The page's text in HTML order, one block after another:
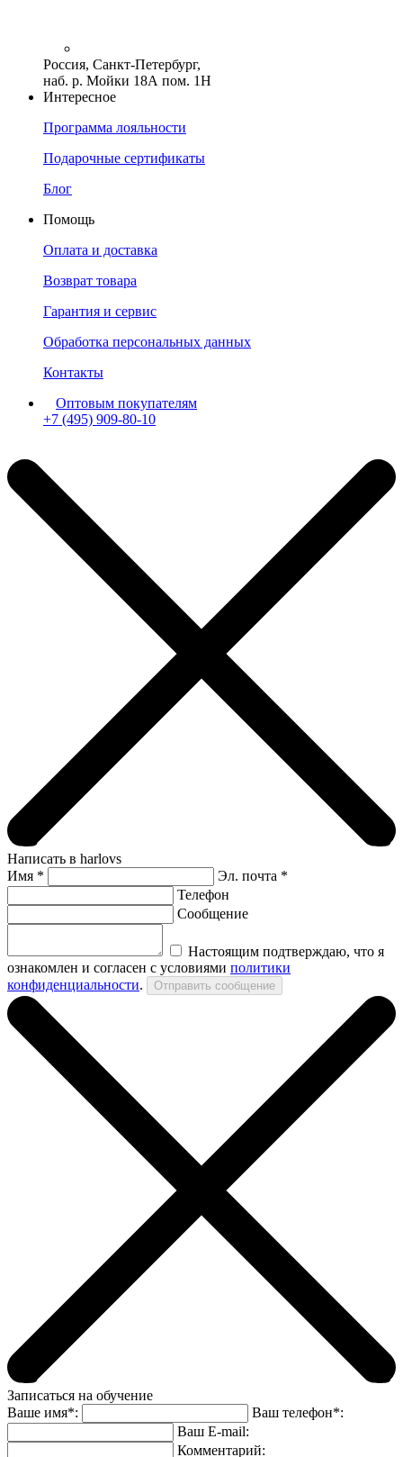
Россия, Санкт-Петербург,
наб. р. Мойки 18А пом. 1Н
Интересное
Программа лояльности
Подарочные сертификаты
Блог
Помощь
Оплата и доставка
Возврат товара
Гарантия и сервис
Обработка персональных данных
Контакты
Оптовым покупателям
+7 (495) 909-80-10
Написать в harlovs
Имя *
Эл. почта *
Телефон
Сообщение
Настоящим подтверждаю, что я
ознакомлен и согласен с условиями политики
конфиденциальности.
Записаться на обучение
Ваше имя*:
Ваш телефон*:
Ваш E-mail:
Комментарий: